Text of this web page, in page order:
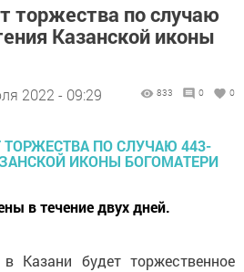
торжества по случаю
Казанской иконы
2022 - 09:29 833 0 0
в течение двух дней.
будет торжественное